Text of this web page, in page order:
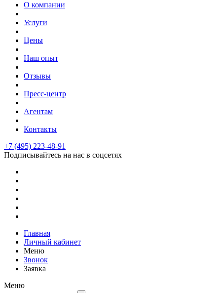
О компании
Услуги
Цены
Наш опыт
Отзывы
Пресс-центр
Агентам
Контакты
+7 (495) 223-48-91
Подписывайтесь на нас в соцсетях
Главная
Личный кабинет
Меню
Звонок
Заявка
Меню